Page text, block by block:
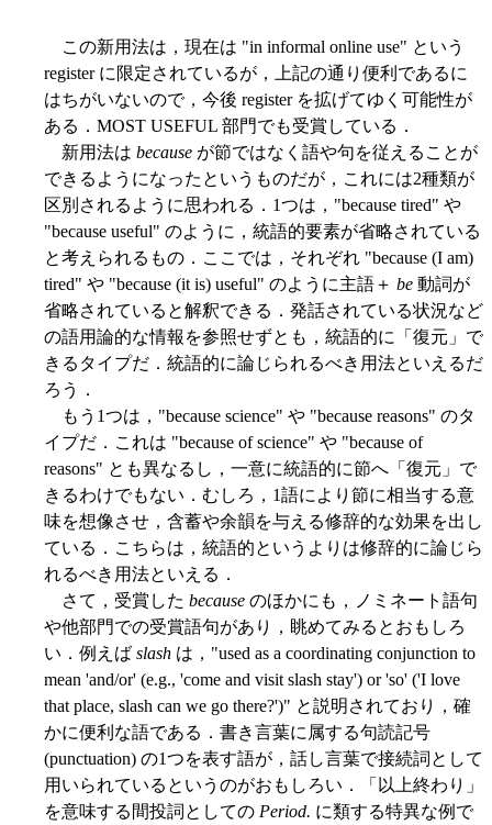
この新用法は，現在は "in informal online use" という
register に限定されているが，上記の通り便利であるに
はちがいないので，今後 register を拡げてゆく可能性が
ある．MOST USEFUL 部門でも受賞している．
新用法は because が節ではなく語や句を従えることが
できるようになったというものだが，これには2種類が
区別されるように思われる．1つは，"because tired" や
"because useful" のように，統語的要素が省略されている
と考えられるもの．ここでは，それぞれ "because (I am)
tired" や "because (it is) useful" のように主語＋ be 動詞が
省略されていると解釈できる．発話されている状況など
の語用論的な情報を参照せずとも，統語的に「復元」で
きるタイプだ．統語的に論じられるべき用法といえるだ
ろう．
もう1つは，"because science" や "because reasons" のタ
イプだ．これは "because of science" や "because of
reasons" とも異なるし，一意に統語的に節へ「復元」で
きるわけでもない．むしろ，1語により節に相当する意
味を想像させ，含蓄や余韻を与える修辞的な効果を出し
ている．こちらは，統語的というよりは修辞的に論じら
れるべき用法といえる．
さて，受賞した because のほかにも，ノミネート語句
や他部門での受賞語句があり，眺めてみるとおもしろ
い．例えば slash は，"used as a coordinating conjunction to
mean 'and/or' (e.g., 'come and visit slash stay') or 'so' ('I love
that place, slash can we go there?')" と説明されており，確
かに便利な語である．書き言葉に属する句読記号
(punctuation) の1つを表す語が，話し言葉で接続詞として
用いられているというのがおもしろい．「以上終わり」
を意味する間投詞としての Period. に類する特異な例で